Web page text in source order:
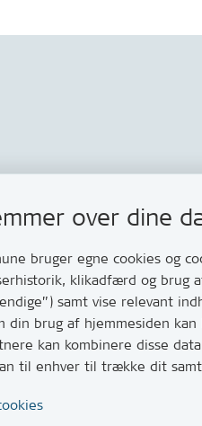
over dine
bruger egne cookies og
klikadfærd og brug
samt vise relevant
din brug af hjemmesiden
kan kombinere disse
til enhver til trække dit